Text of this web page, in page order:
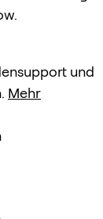
und
Mehr